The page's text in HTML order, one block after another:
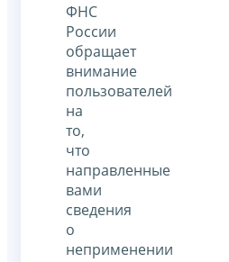
ФНС
России
обращает
внимание
пользователей
на
то,
что
направленные
вами
сведения
о
неприменении